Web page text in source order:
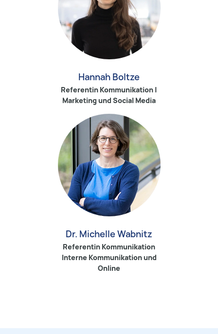
Hannah Boltze
Referentin Kommunikation |
Marketing und Social Media
Dr. Michelle Wabnitz
Referentin Kommunikation
Interne Kommunikation und
Online